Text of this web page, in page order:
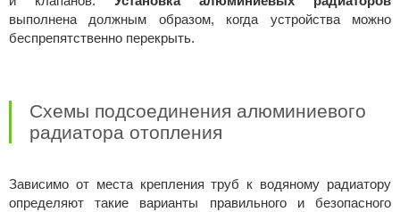
выполнена должным образом, когда устройства можно
беспрепятственно перекрыть.
Схемы подсоединения алюминиевого
радиатора отопления
Зависимо от места крепления труб к водяному радиатору
определяют такие варианты правильного и безопасного